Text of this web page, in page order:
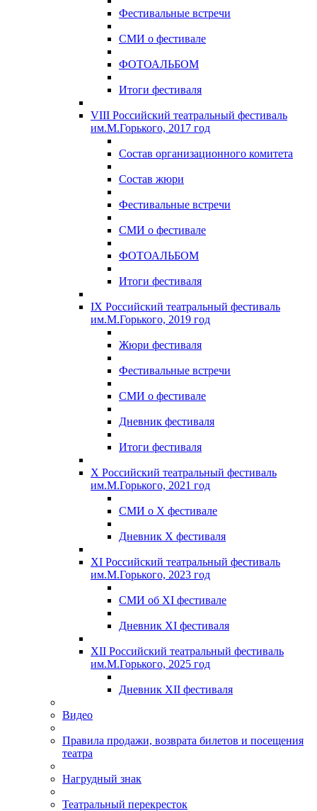
Фестивальные встречи
СМИ о фестивале
ФОТОАЛЬБОМ
Итоги фестиваля
VIII Российский театральный фестиваль
им.М.Горького, 2017 год
Состав организационного комитета
Состав жюри
Фестивальные встречи
СМИ о фестивале
ФОТОАЛЬБОМ
Итоги фестиваля
IX Российский театральный фестиваль
им.М.Горького, 2019 год
Жюри фестиваля
Фестивальные встречи
СМИ о фестивале
Дневник фестиваля
Итоги фестиваля
X Российский театральный фестиваль
им.М.Горького, 2021 год
СМИ о X фестивале
Дневник X фестиваля
XI Российский театральный фестиваль
им.М.Горького, 2023 год
СМИ об XI фестивале
Дневник XI фестиваля
XII Российский театральный фестиваль
им.М.Горького, 2025 год
Дневник XII фестиваля
Видео
Правила продажи, возврата билетов и посещения
театра
Нагрудный знак
Театральный перекресток